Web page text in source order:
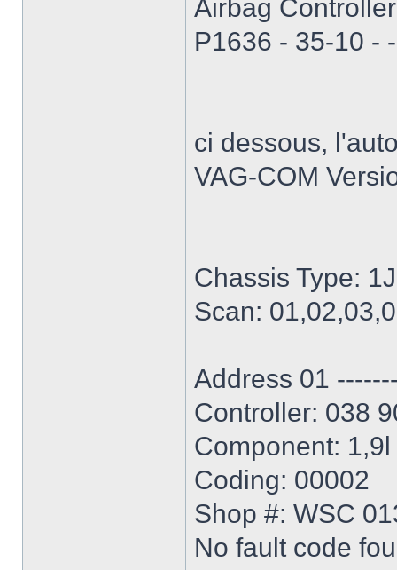
Airbag Controller
P1636 - 35-10 -
ci dessous,
VAG-COM
Chassis Type:
Scan:
Address 01
Controller: 038
Component:
Coding: 00002
Shop #: WSC
No fault code